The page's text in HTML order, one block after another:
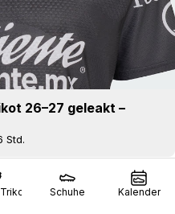
Schuhe Kalender
26–27 geleakt –
Std.